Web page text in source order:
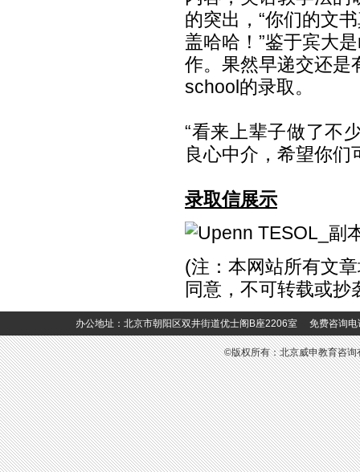
的突出，“你们的文
盖哈哈！”鉴于宾大是
作。果然早递交还是
school的录取。
“看来上辈子做了不
良心中介，希望你们
录取信展示
(注：本网站所有文
同意，不可转载或抄
办公地址：北京市朝阳区双井街道优士阁B座2206室 免费咨
©版权所有：北京威申教育咨